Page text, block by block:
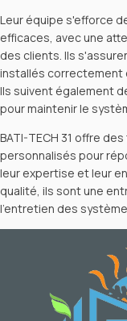
Leur équipe s'efforce
efficaces, avec une
des clients. Ils
installés correctement
Ils suivent également
pour maintenir le
BATI-TECH 31 offre
personnalisés pour
leur expertise et leur
qualité, ils sont une
l'entretien des